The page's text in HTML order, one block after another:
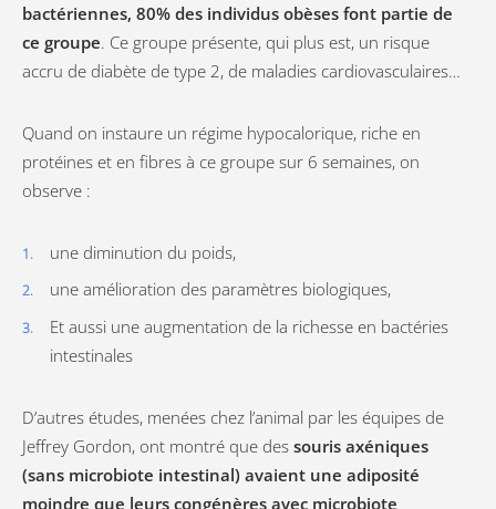
bactériennes, 80% des individus obèses font partie de
ce groupe. Ce groupe présente, qui plus est, un risque
accru de diabète de type 2, de maladies cardiovasculaires…
Quand on instaure un régime hypocalorique, riche en
protéines et en fibres à ce groupe sur 6 semaines, on
observe :
une diminution du poids,
une amélioration des paramètres biologiques,
Et aussi une augmentation de la richesse en bactéries
intestinales
D’autres études, menées chez l’animal par les équipes de
Jeffrey Gordon, ont montré que des souris axéniques
(sans microbiote intestinal) avaient une adiposité
moindre que leurs congénères avec microbiote